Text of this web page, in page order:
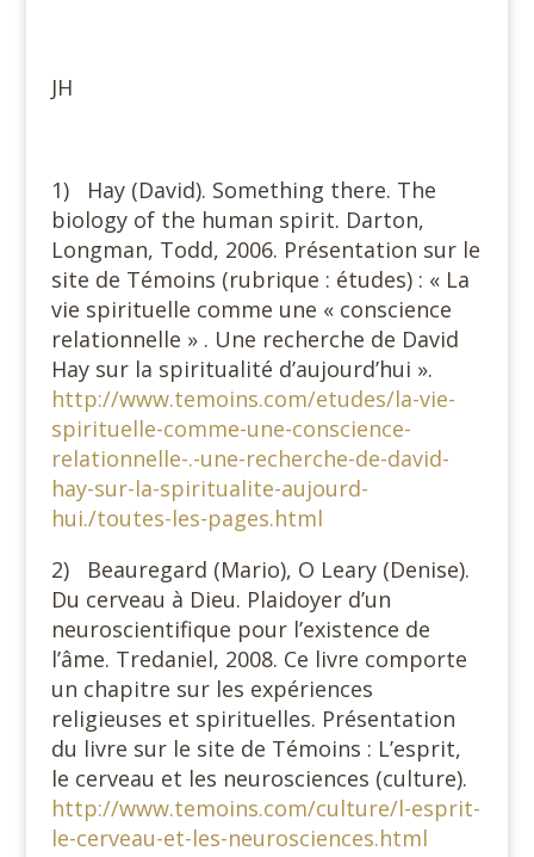
JH
1) Hay (David). Something there. The
biology of the human spirit. Darton,
Longman, Todd, 2006. Présentation sur le
site de Témoins (rubrique : études) : « La
vie spirituelle comme une « conscience
relationnelle » . Une recherche de David
Hay sur la spiritualité d’aujourd’hui ».
http://www.temoins.com/etudes/la-vie-
spirituelle-comme-une-conscience-
relationnelle-.-une-recherche-de-david-
hay-sur-la-spiritualite-aujourd-
hui./toutes-les-pages.html
2) Beauregard (Mario), O Leary (Denise).
Du cerveau à Dieu. Plaidoyer d’un
neuroscientifique pour l’existence de
l’âme. Tredaniel, 2008. Ce livre comporte
un chapitre sur les expériences
religieuses et spirituelles. Présentation
du livre sur le site de Témoins : L’esprit,
le cerveau et les neurosciences (culture).
http://www.temoins.com/culture/l-esprit-
le-cerveau-et-les-neurosciences.html